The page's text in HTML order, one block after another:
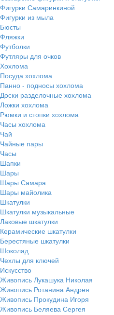
Фигурки Самаринкиной
Фигурки из мыла
Бюсты
Фляжки
Футболки
Футляры для очков
Хохлома
Посуда хохлома
Панно - подносы хохлома
Доски разделочные хохлома
Ложки хохлома
Рюмки и стопки хохлома
Часы хохлома
Чай
Чайные пары
Часы
Шапки
Шары
Шары Самара
Шары майолика
Шкатулки
Шкатулки музыкальные
Лаковые шкатулки
Керамические шкатулки
Берестяные шкатулки
Шоколад
Чехлы для ключей
Искусство
Живопись Лукашука Николая
Живопись Ротанина Андрея
Живопись Прокудина Игоря
Живопись Беляева Сергея